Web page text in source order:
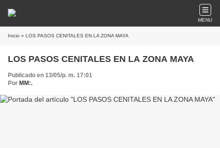
MENU
Inicio » LOS PASOS CENITALES EN LA ZONA MAYA
LOS PASOS CENITALES EN LA ZONA MAYA
Publicado en 13/05/p. m. 17:01
Por MM:.